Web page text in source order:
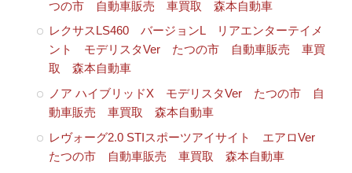
つの市 自動車販売 車買取 森本自動車
レクサスLS460 バージョンL リアエンターテイメ
ント モデリスタVer たつの市 自動車販売 車買
取 森本自動車
ノア ハイブリッドX モデリスタVer たつの市 自
動車販売 車買取 森本自動車
レヴォーグ2.0 STIスポーツアイサイト エアロVer
たつの市 自動車販売 車買取 森本自動車